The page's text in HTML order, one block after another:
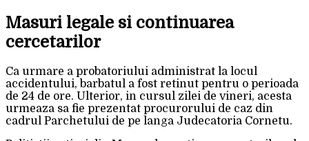
Masuri legale si continuarea
cercetarilor
Ca urmare a probatoriului administrat la locul
accidentului, barbatul a fost retinut pentru o perioada
de 24 de ore. Ulterior, in cursul zilei de vineri, acesta
urmeaza sa fie prezentat procurorului de caz din
cadrul Parchetului de pe langa Judecatoria Cornetu.